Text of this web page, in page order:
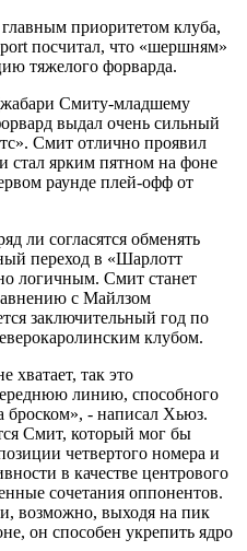
главным приоритетом клуба,
посчитал, что «шершням»
тяжелого форварда.
Смиту-младшему
выдал очень сильный
Смит отлично проявил
стал ярким пятном на фоне
раунде плей-офф от
ли согласятся обменять
переход в «Шарлотт
логичным. Смит станет
с Майлзом
заключительный год по
клубом.
хватает, так это
линию, способного
броском», - написал Хьюз.
Смит, который мог бы
четвертого номера и
в качестве центрового
сочетания оппонентов.
возможно, выходя на пик
он способен укрепить ядро